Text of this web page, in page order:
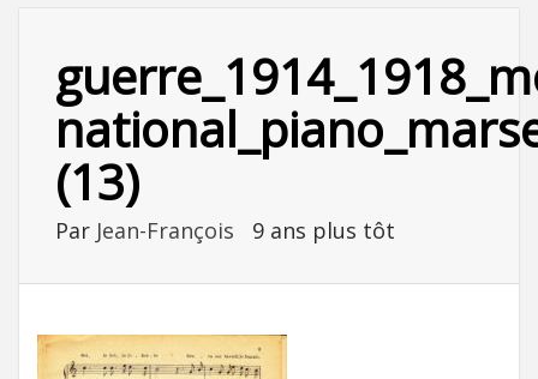
(13)
Par Jean-François 9 ans plus tôt